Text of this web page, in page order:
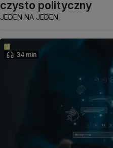
czysto polityczny
JEDEN NA JEDEN
34 min